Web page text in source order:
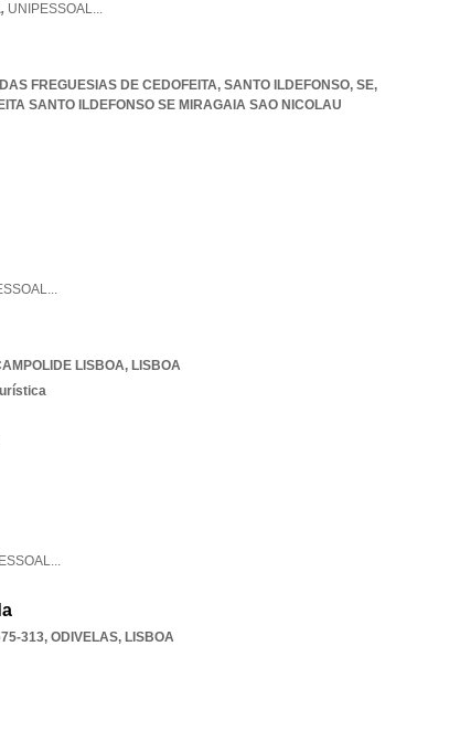
UNIPESSOAL...
FREGUESIAS DE CEDOFEITA, SANTO ILDEFONSO, SE,
SANTO ILDEFONSO SE MIRAGAIA SAO NICOLAU
...
LISBOA, LISBOA
...
313, ODIVELAS, LISBOA